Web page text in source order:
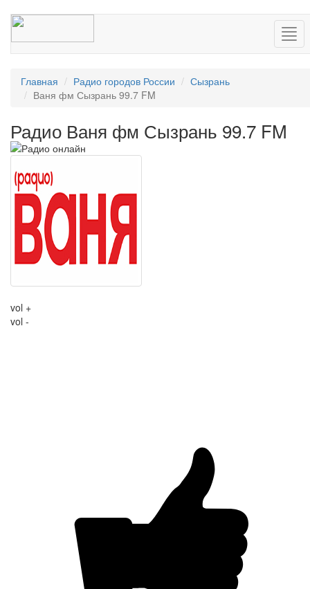
Главная Радио городов России
Сызрань
Ваня фм Сызрань 99.7 FM
Радио Ваня фм Сызрань 99.7 FM
vol +
vol -